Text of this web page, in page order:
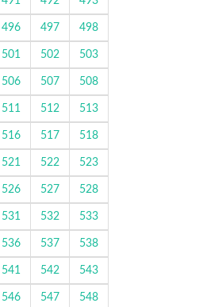
496 497 498
501 502 503
506 507 508
511 512 513
516 517 518
521 522 523
526 527 528
531 532 533
536 537 538
541 542 543
546 547 548